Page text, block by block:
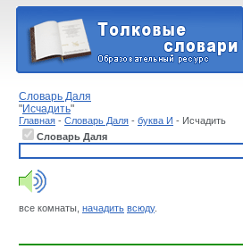
Словарь Даля
"Исчадить"
Главная - Словарь Даля - буква И - Исчадить
Словарь Даля
все комнаты, начадить всюду.